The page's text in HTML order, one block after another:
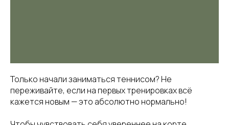
Только начали заниматься теннисом? Не
переживайте, если на первых тренировках всё
кажется новым — это абсолютно нормально!